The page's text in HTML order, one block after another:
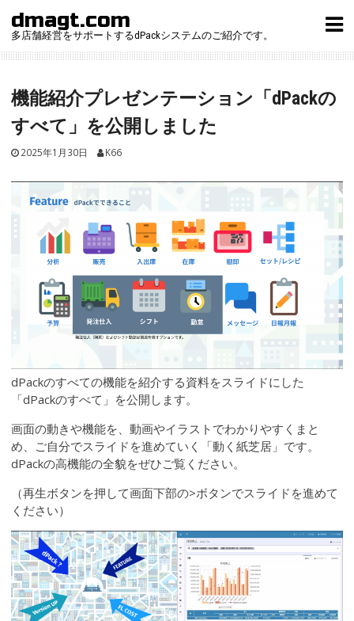
content
dmagt.com
多店舗経営をサポートするdPackシステムのご紹介です。
機能紹介プレゼンテーション「dPackの
すべて」を公開しました
2025年1月30日 K66
dPackのすべての機能を紹介する資料をスライドにした
「dPackのすべて」を公開します。
画面の動きや機能を、動画やイラストでわかりやすくまと
め、ご自分でスライドを進めていく「動く紙芝居」です。
dPackの高機能の全貌をぜひご覧ください。
（再生ボタンを押して画面下部の>ボタンでスライドを進めて
ください）